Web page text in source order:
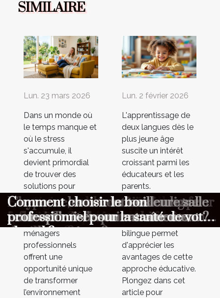
SIMILAIRE
Maximiser votre bien-être
quotidien avec des services
ménagers professionnels
Lun. 23 mars 2026
Dans un monde où
le temps manque et
où le stress
s'accumule, il
devient primordial
de trouver des
solutions pour
améliorer son bien-
être au quotidien.
Les services
ménagers
professionnels
offrent une
opportunité unique
de transformer
l’environnement
Les avantages cognitifs de
l'éducation bilingue dès la petite
enfance ?
Lun. 2 février 2026
L'apprentissage de
deux langues dès le
plus jeune âge
suscite un intérêt
croissant parmi les
éducateurs et les
parents.
Comprendre les
bénéfices cognitifs
liés à l'éducation
bilingue permet
d'apprécier les
avantages de cette
approche éducative.
Plongez dans cet
article pour
Comment choisir le type de
massage adapté à vos besoins ?
Stratégies pour minimiser le stress
quotidien ?
Comment la danse africaine
favorise le bien-être et la forme
physique ?
Comment les alternatives au café
influencent-elles votre bien-être
quotidien ?
L’hypnose, une solution douce pour
vous aider à vivre et surmonter un
deuil
Comment les rencontres en ligne
renouvellent l'espoir amoureux
chez les seniors ?
Comment choisir la meilleure salle
pour optimiser son entraînement ?
Comment choisir le bon
professionnel pour la santé de votre
cheval ?